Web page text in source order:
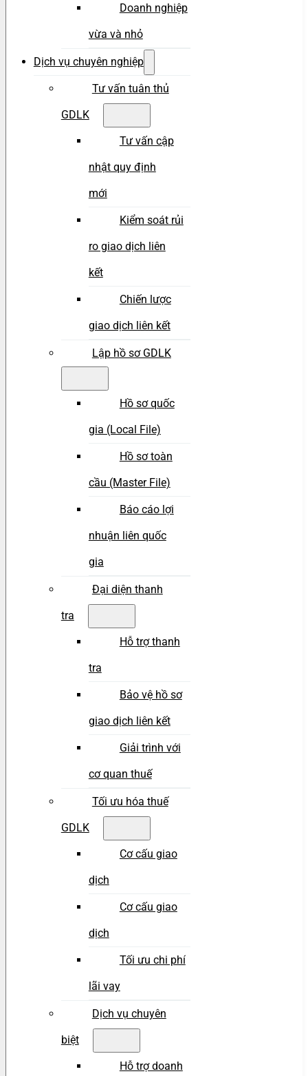
Doanh nghiệp
vừa và nhỏ
Dịch vụ chuyên nghiệp
Tư vấn tuân thủ
GDLK
Tư vấn cập
nhật quy định
mới
Kiểm soát rủi
ro giao dịch liên
kết
Chiến lược
giao dịch liên kết
Lập hồ sơ GDLK
Hồ sơ quốc
gia (Local File)
Hồ sơ toàn
cầu (Master File)
Báo cáo lợi
nhuận liên quốc
gia
Đại diện thanh
tra
Hỗ trợ thanh
tra
Bảo vệ hồ sơ
giao dịch liên kết
Giải trình với
cơ quan thuế
Tối ưu hóa thuế
GDLK
Cơ cấu giao
dịch
Cơ cấu giao
dịch
Tối ưu chi phí
lãi vay
Dịch vụ chuyên
biệt
Hỗ trợ doanh